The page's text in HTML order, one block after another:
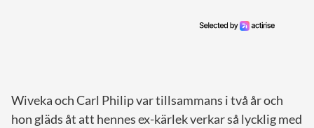
Wiveka och Carl Philip var tillsammans i två år och
hon gläds åt att hennes ex-kärlek verkar så lycklig med